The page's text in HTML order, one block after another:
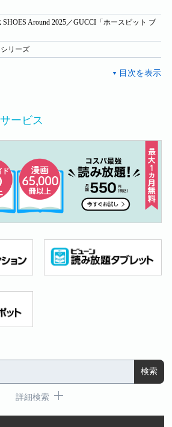
Around 2025／GUCCI「ホースビット ブ
リーズ
ービス
詳細検索